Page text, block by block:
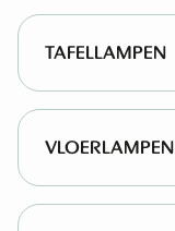
TAFELLAMPEN
VLOERLAMPEN